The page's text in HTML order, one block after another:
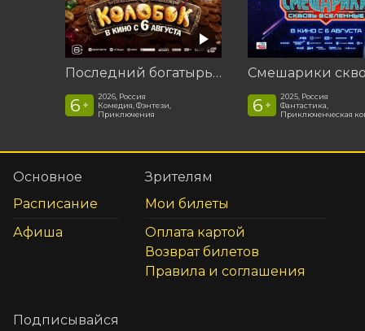
Последний богатырь. Колобок
6 +
2026, Россия
Комедия, Фэнтези,
Приключения
6 +
2025, Россия
Фантастика,
Приключенческая
Основное
Расписание
Афиша
Зрителям
Мои билеты
Оплата картой
Возврат билетов
Правила и соглашения
Подписывайся